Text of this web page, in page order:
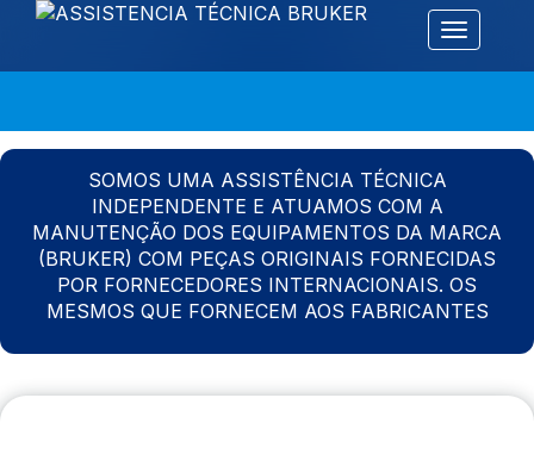
Alternar
SOMOS UMA ASSISTÊNCIA TÉCNICA
INDEPENDENTE E ATUAMOS COM A
MANUTENÇÃO DOS EQUIPAMENTOS DA MARCA
(BRUKER) COM PEÇAS ORIGINAIS FORNECIDAS
POR FORNECEDORES INTERNACIONAIS. OS
MESMOS QUE FORNECEM AOS FABRICANTES